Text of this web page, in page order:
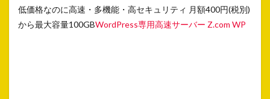
低価格なのに高速・多機能・高セキュリティ 月額400円(税別)
から最大容量100GBWordPress専用高速サーバー Z.com WP